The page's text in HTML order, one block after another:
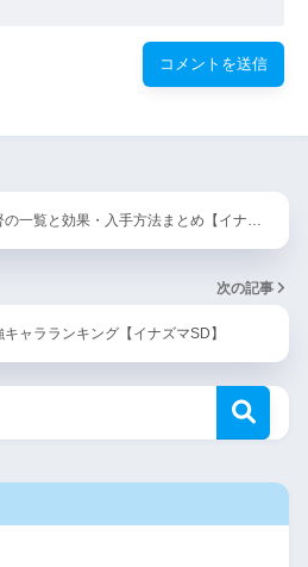
の一覧と効果・入手方法まとめ【イナ…
次の記事
ャラランキング【イナズマSD】